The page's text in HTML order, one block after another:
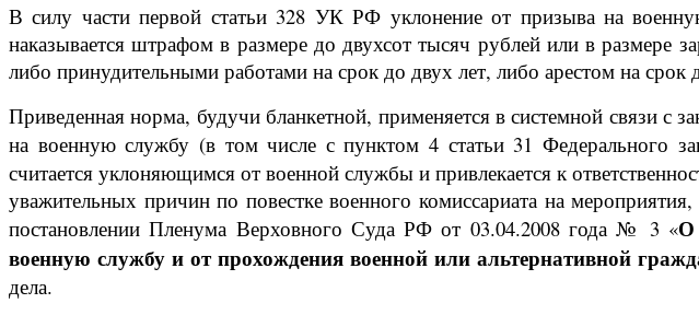
В силу части первой статьи 328 УК РФ уклонение от призыва на
наказывается штрафом в размере до двухсот тысяч рублей или в размере
либо принудительными работами на срок до двух лет, либо арестом на
Приведенная норма, будучи бланкетной, применяется в системной связи с
на военную службу (в том числе с пунктом 4 статьи 31 Федерального
считается уклоняющимся от военной службы и привлекается к
уважительных причин по повестке военного комиссариата на
постановлении Пленума Верховного Суда РФ от 03.04.2008 года № 3 «О
военную службу и от прохождения военной или альтернативной
дела.